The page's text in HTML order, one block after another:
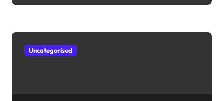
я
м
Uncategorised